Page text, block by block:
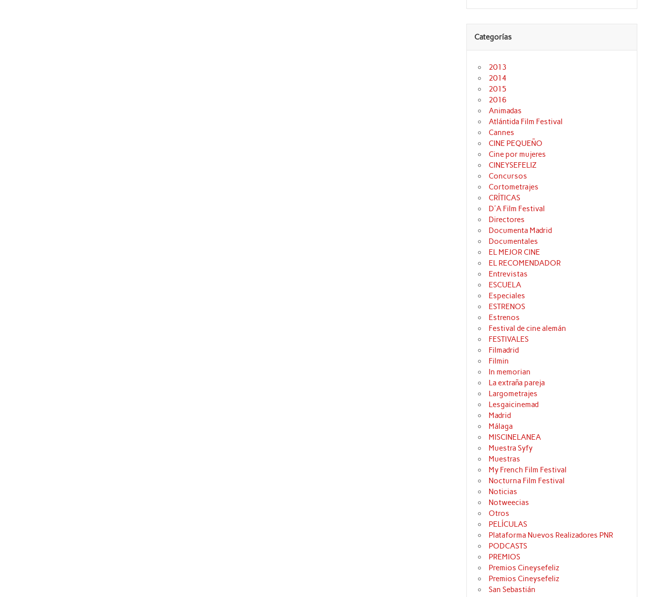
flecha
para
Categorías
2013
2014
2015
2016
Animadas
Atlántida Film Festival
Cannes
CINE PEQUEÑO
Cine por mujeres
CINEYSEFELIZ
Concursos
Cortometrajes
CRÍTICAS
D'A Film Festival
Directores
Documenta Madrid
Documentales
EL MEJOR CINE
EL RECOMENDADOR
Entrevistas
ESCUELA
Especiales
ESTRENOS
Estrenos
Festival de cine alemán
FESTIVALES
Filmadrid
Filmin
In memorian
La extraña pareja
Largometrajes
Lesgaicinemad
Madrid
Málaga
MISCINELANEA
Muestra Syfy
Muestras
My French Film Festival
Nocturna Film Festival
Noticias
Notweecias
Otros
PELÍCULAS
Plataforma Nuevos Realizadores PNR
PODCASTS
PREMIOS
Premios Cineysefeliz
Premios Cineysefeliz
San Sebastián